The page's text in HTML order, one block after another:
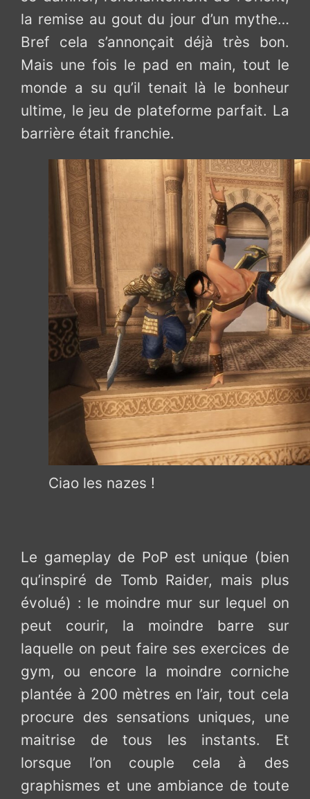
la remise au gout du jour d’un mythe…
Bref cela s’annonçait déjà très bon.
Mais une fois le pad en main, tout le
monde a su qu’il tenait là le bonheur
ultime, le jeu de plateforme parfait. La
barrière était franchie.
Ciao les nazes !
Le gameplay de PoP est unique (bien
qu’inspiré de Tomb Raider, mais plus
évolué) : le moindre mur sur lequel on
peut courir, la moindre barre sur
laquelle on peut faire ses exercices de
gym, ou encore la moindre corniche
plantée à 200 mètres en l’air, tout cela
procure des sensations uniques, une
maitrise de tous les instants. Et
lorsque l’on couple cela à des
graphismes et une ambiance de toute